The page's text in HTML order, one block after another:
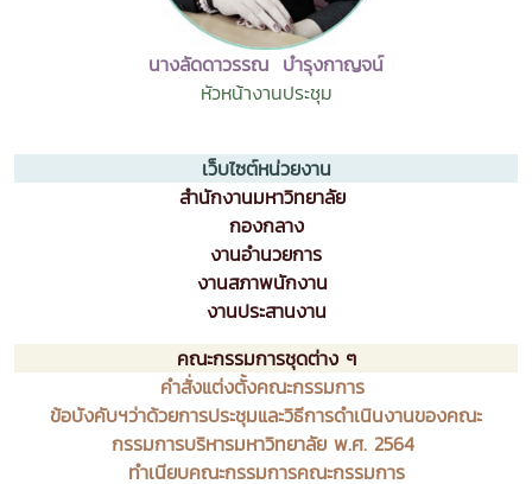
นางลัดดาวรรณ บำรุงกาญจน์
หัวหน้างานประชุม
เว็บไซต์หน่วยงาน
สำนักงานมหาวิทยาลัย
กองกลาง
งานอำนวยการ
งานสภาพนักงาน
งานประสานงาน
คณะกรรมการชุดต่าง ๆ
คำสั่งแต่งตั้งคณะกรรมการ
ข้อบังคับฯว่าด้วยการประชุมและวิธีการดำเนินงานของคณะ
กรรมการบริหารมหาวิทยาลัย พ.ศ. 2564
ทำเนียบคณะกรรมการคณะกรรมการ